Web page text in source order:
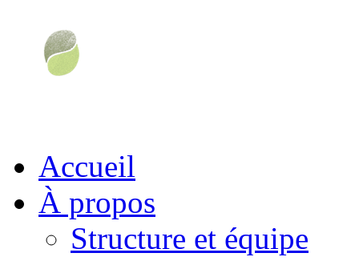
Accueil
À propos
Structure et équipe